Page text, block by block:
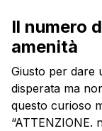
Il numero
amenità
Giusto per dare
disperata ma
questo curioso
“ATTENZIONE.